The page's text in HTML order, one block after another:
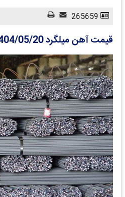
قیمت آهن میلگرد 1404/05/20